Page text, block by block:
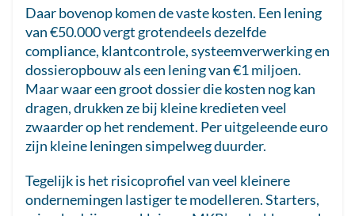
Daar bovenop komen de vaste kosten. Een lening
van €50.000 vergt grotendeels dezelfde
compliance, klantcontrole, systeemverwerking en
dossieropbouw als een lening van €1 miljoen.
Maar waar een groot dossier die kosten nog kan
dragen, drukken ze bij kleine kredieten veel
zwaarder op het rendement. Per uitgeleende euro
zijn kleine leningen simpelweg duurder.
Tegelijk is het risicoprofiel van veel kleinere
ondernemingen lastiger te modelleren. Starters,